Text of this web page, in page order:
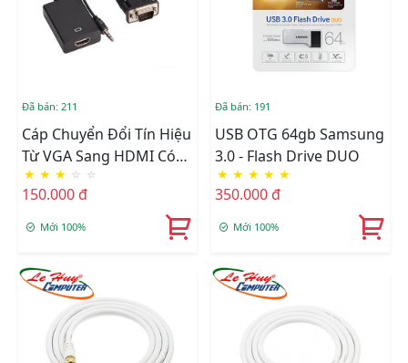
Đã bán: 211
Cáp Chuyển Đổi Tín Hiệu
Từ VGA Sang HDMI Có
Âm Thanh + Cáp Micro
USB Cấp Nguồn
★ ★ ★ ☆ ☆
150.000 đ
Mới 100%
Đã bán: 191
USB OTG 64gb Samsung
3.0 - Flash Drive DUO
★ ★ ★ ★ ★
350.000 đ
Mới 100%